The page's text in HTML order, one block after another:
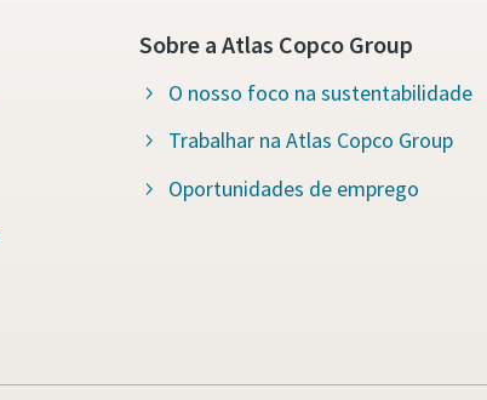
Sobre a Atlas Copco Group
O nosso foco na sustentabilidade
Trabalhar na Atlas Copco Group
Oportunidades de emprego